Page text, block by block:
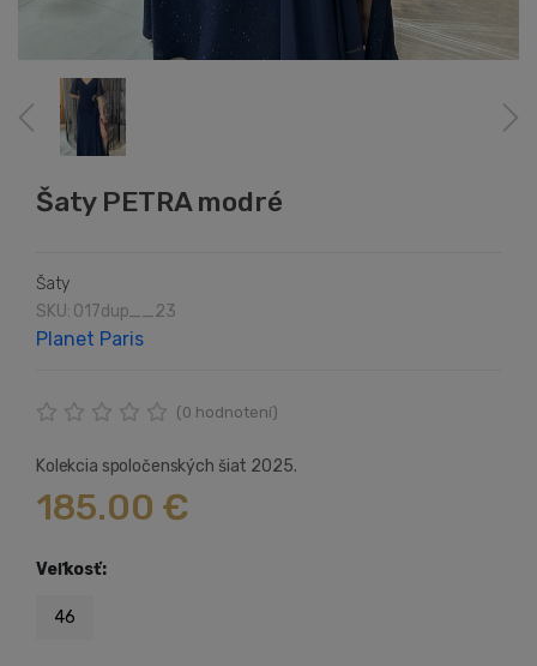
Šaty PETRA modré
Šaty
SKU: 017dup__23
Planet Paris
(0 hodnotení)
Kolekcia spoločenských šiat 2025.
185.00 €
Veľkosť:
46